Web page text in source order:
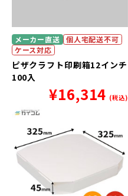
メーカー直送
個人宅配送不可
ケース対応
ピザクラフト印刷箱12インチ
100入
¥16,314 (税込)